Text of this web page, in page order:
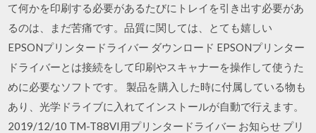
て何かを印刷する必要があるたびにトレイを引き出す必要があ
るのは、まだ苦痛です。品質に関しては、とても嬉しい
EPSONプリンタードライバー ダウンロード EPSONプリンター
ドライバーとは接続をして印刷やスキャナーを操作して使うた
めに必要なソフトです。 製品を購入した時に付属している物も
あり、光学ドライブに入れてインストールが自動で行えます。
2019/12/10 TM-T88VI用プリンタードライバー お知らせ プリ